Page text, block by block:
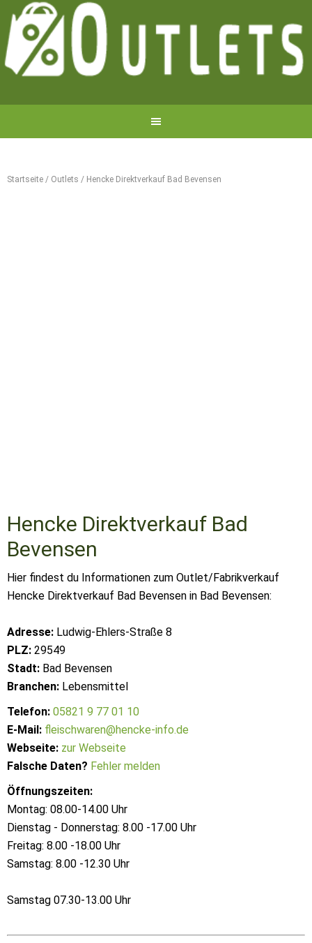
Startseite / Outlets / Hencke Direktverkauf Bad Bevensen
Hencke Direktverkauf Bad
Bevensen
Hier findest du Informationen zum Outlet/Fabrikverkauf
Hencke Direktverkauf Bad Bevensen in Bad Bevensen:
Adresse: Ludwig-Ehlers-Straße 8
PLZ: 29549
Stadt: Bad Bevensen
Branchen: Lebensmittel
Telefon: 05821 9 77 01 10
E-Mail: fleischwaren@hencke-info.de
Webseite: zur Webseite
Falsche Daten? Fehler melden
Öffnungszeiten:
Montag: 08.00-14.00 Uhr
Dienstag - Donnerstag: 8.00 -17.00 Uhr
Freitag: 8.00 -18.00 Uhr
Samstag: 8.00 -12.30 Uhr
Samstag 07.30-13.00 Uhr